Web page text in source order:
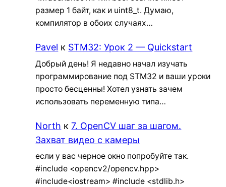
размер 1 байт, как и uint8_t. Думаю,
компилятор в обоих случаях…
Pavel к STM32: Урок 2 — Quickstart
Добрый день! Я недавно начал изучать
программирование под STM32 и ваши уроки
просто бесценны! Хотел узнать зачем
использовать переменную типа…
North к7. OpenCV шаг за шагом.
Захват видео с камеры
если у вас черное окно попробуйте так.
#include <opencv2/opencv.hpp>
#include<iostream> #include <stdlib.h>